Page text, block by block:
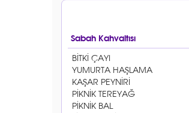
Sabah Kahvaltısı